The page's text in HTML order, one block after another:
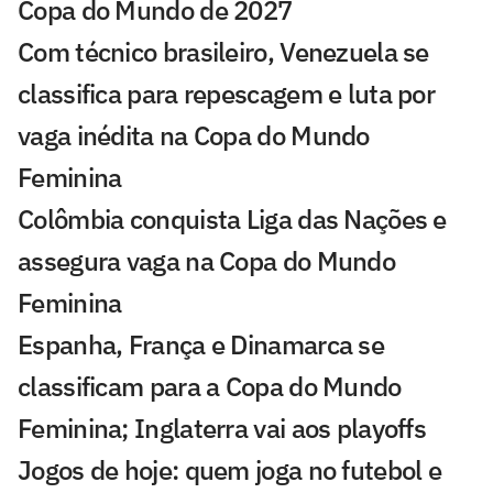
Copa do Mundo de 2027
Com técnico brasileiro, Venezuela se
classifica para repescagem e luta por
vaga inédita na Copa do Mundo
Feminina
Colômbia conquista Liga das Nações e
assegura vaga na Copa do Mundo
Feminina
Espanha, França e Dinamarca se
classificam para a Copa do Mundo
Feminina; Inglaterra vai aos playoffs
Jogos de hoje: quem joga no futebol e